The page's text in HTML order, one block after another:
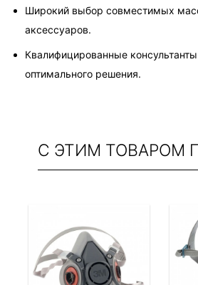
Широкий выбор совместимых
аксессуаров.
Квалифицированные
оптимального решения.
С ЭТИМ ТОВАРОМ